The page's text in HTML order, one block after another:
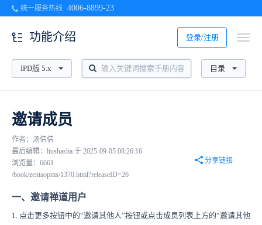
统一服务热线 4006-8899-23
登录/注册
功能介绍
IPD版 5.x 目录
邀请成员
作者：汤倩倩
最后编辑：liushasha 于 2025-09-05 08:26:16
浏览量：6661
分享链接
/book/zentaopms/1370.html?releaseID=26
一、邀请禅道用户
1. 点击更多按钮中的“邀请其他人”按钮或点击成员列表上方的“邀请其他